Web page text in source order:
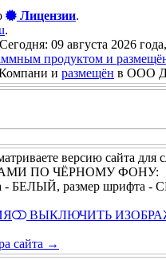
Лицензии.
.
09 августа 2026
продуктом и
и размещён в ООО
версию сайта для
ПО ЧЁРНОМУ ФОНУ:
- БЕЛЫЙ, размер шрифта -
ВЫКЛЮЧИТЬ
сайта →